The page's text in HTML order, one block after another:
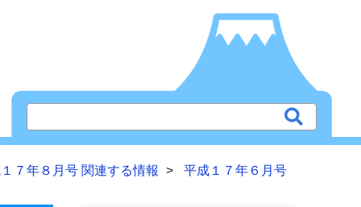
７年８月号 関連する情報 平成１７年６月号